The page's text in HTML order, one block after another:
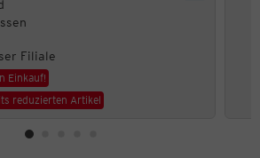
Filiale
Einkauf!
reduzierten Artikel